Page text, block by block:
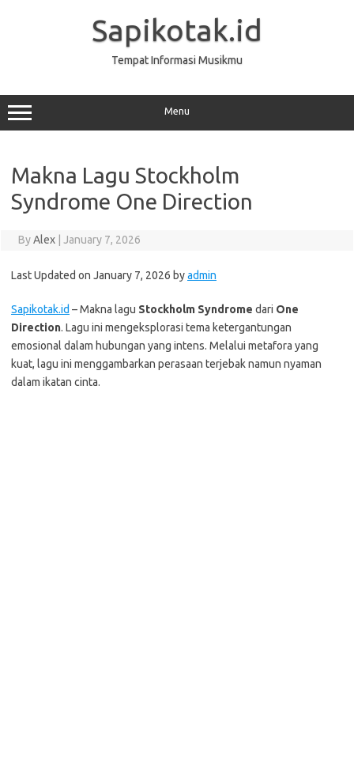
Sapikotak.id
Tempat Informasi Musikmu
Menu
Makna Lagu Stockholm
Syndrome One Direction
ByAlex January 7, 2026
Last Updated on January 7, 2026 byadmin
Sapikotak.id – Makna lagu Stockholm Syndrome dari One
Direction. Lagu ini mengeksplorasi tema ketergantungan
emosional dalam hubungan yang intens. Melalui metafora yang
kuat, lagu ini menggambarkan perasaan terjebak namun nyaman
dalam ikatan cinta.